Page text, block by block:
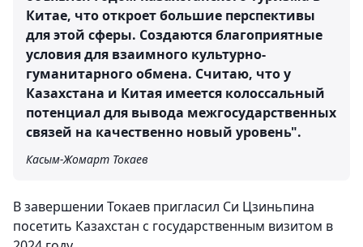
Китае, что откроет большие перспективы
для этой сферы. Создаются благоприятные
условия для взаимного культурно-
гуманитарного обмена. Считаю, что у
Казахстана и Китая имеется колоссальный
потенциал для вывода межгосударственных
связей на качественно новый уровень".
Касым-Жомарт Токаев
В завершении Токаев пригласил Си Цзиньпина
посетить Казахстан с государственным визитом в